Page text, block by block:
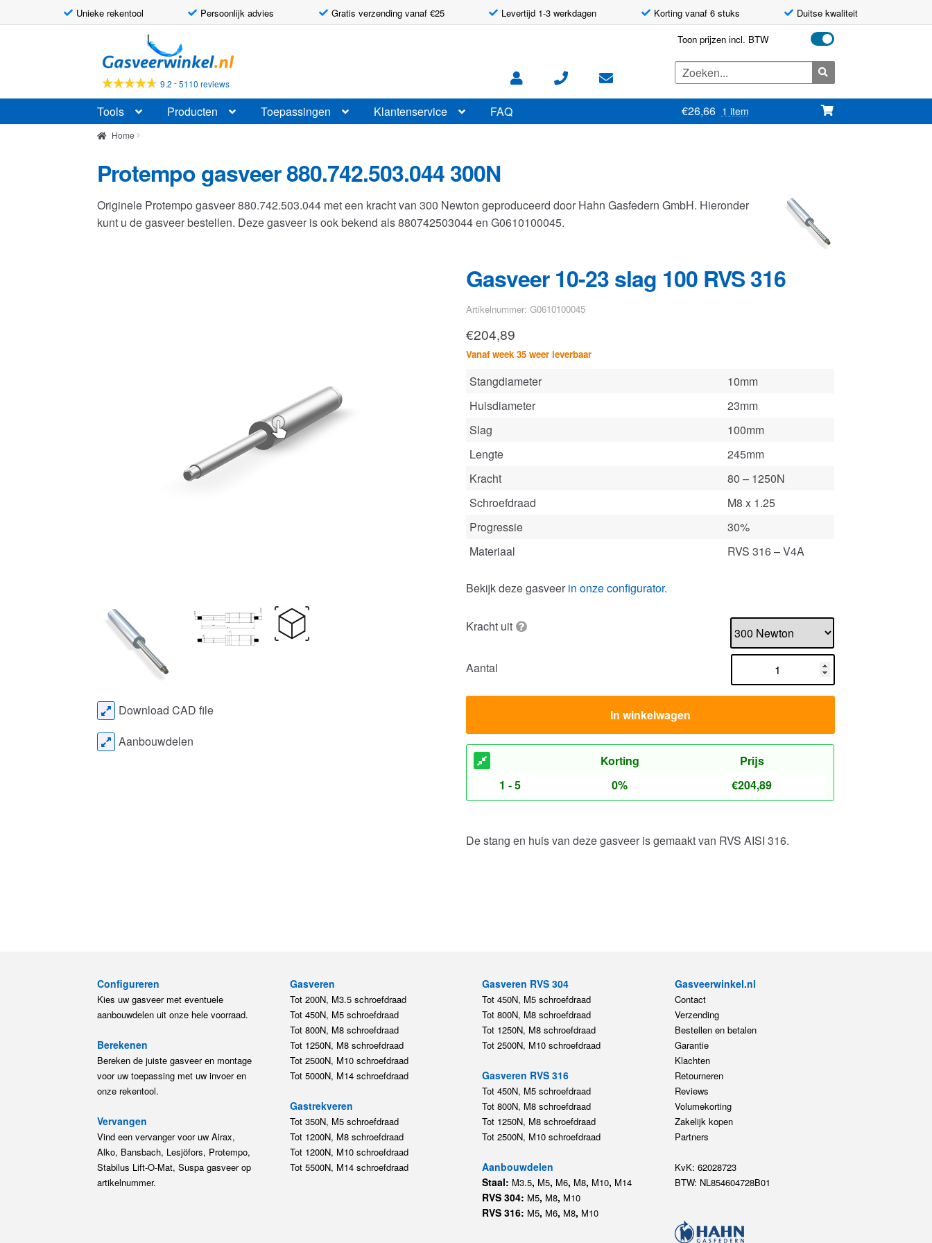
Unieke rekentool Persoonlijk advies Gratis verzending vanaf €25 Levertijd 1-3 werkdagen Korting vanaf 6 stuks Duitse kwaliteit
door
naar
navigatie
naar
de
inhoud
9.2 -5110 reviews
Toon prijzen incl. BTW
Zoeken
naar:
Tools Producten Toepassingen Klantenservice FAQ €26,66 1 item
Home
Protempo gasveer 880.742.503.044 300N
Originele Protempo gasveer 880.742.503.044 met een kracht van 300 Newton geproduceerd door Hahn Gasfedern GmbH. Hieronder
kunt u de gasveer bestellen. Deze gasveer is ook bekend als 880742503044 en G0610100045.
Gasveer 10-23 slag 100 RVS 316
Artikelnummer: G0610100045
€204,89
Vanaf week 35 weer leverbaar
Stangdiameter
10mm
Huisdiameter
23mm
Slag
100mm
Lengte
245mm
Kracht
80 – 1250N
Schroefdraad
M8 x 1.25
Progressie
30%
Materiaal
RVS 316 – V4A
Bekijk deze gasveer in onze configurator.
Kracht uit
Aantal
In winkelwagen
Korting
Prijs
1 - 5
0% €204,89
De stang en huis van deze gasveer is gemaakt van RVS AISI 316.
Download CAD file
Aanbouwdelen
Configureren
Kies uw gasveer met eventuele
aanbouwdelen uit onze hele voorraad.
Berekenen
Bereken de juiste gasveer en montage
voor uw toepassing met uw invoer en
onze rekentool.
Vervangen
Vind een vervanger voor uw Airax,
Alko, Bansbach, Lesjöfors, Protempo,
Stabilus Lift-O-Mat, Suspa gasveer op
artikelnummer.
Gasveren
Tot 200N, M3.5 schroefdraad
Tot 450N, M5 schroefdraad
Tot 800N, M8 schroefdraad
Tot 1250N, M8 schroefdraad
Tot 2500N, M10 schroefdraad
Tot 5000N, M14 schroefdraad
Gastrekveren
Tot 350N, M5 schroefdraad
Tot 1200N, M8 schroefdraad
Tot 1200N, M10 schroefdraad
Tot 5500N, M14 schroefdraad
Gasveren RVS 304
Tot 450N, M5 schroefdraad
Tot 800N, M8 schroefdraad
Tot 1250N, M8 schroefdraad
Tot 2500N, M10 schroefdraad
Gasveren RVS 316
Tot 450N, M5 schroefdraad
Tot 800N, M8 schroefdraad
Tot 1250N, M8 schroefdraad
Tot 2500N, M10 schroefdraad
Aanbouwdelen
Staal: M3.5, M5, M6, M8, M10, M14
RVS 304: M5, M8, M10
RVS 316: M5, M6, M8, M10
Gasveerwinkel.nl
Contact
Verzending
Bestellen en betalen
Garantie
Klachten
Retourneren
Reviews
Volumekorting
Zakelijk kopen
Partners
KvK: 62028723
BTW: NL854604728B01